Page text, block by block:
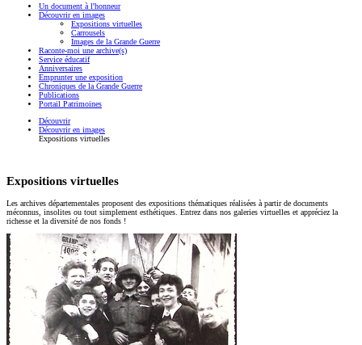
Un document à l'honneur
Découvrir en images
Expositions virtuelles
Carrousels
Images de la Grande Guerre
Raconte-moi une archive(s)
Service éducatif
Anniversaires
Emprunter une exposition
Chroniques de la Grande Guerre
Publications
Portail Patrimoines
Découvrir
Découvrir en images
Expositions virtuelles
Expositions virtuelles
Les archives départementales proposent des expositions thématiques réalisées à partir de documents
méconnus, insolites ou tout simplement esthétiques. Entrez dans nos galeries virtuelles et appréciez la
richesse et la diversité de nos fonds !